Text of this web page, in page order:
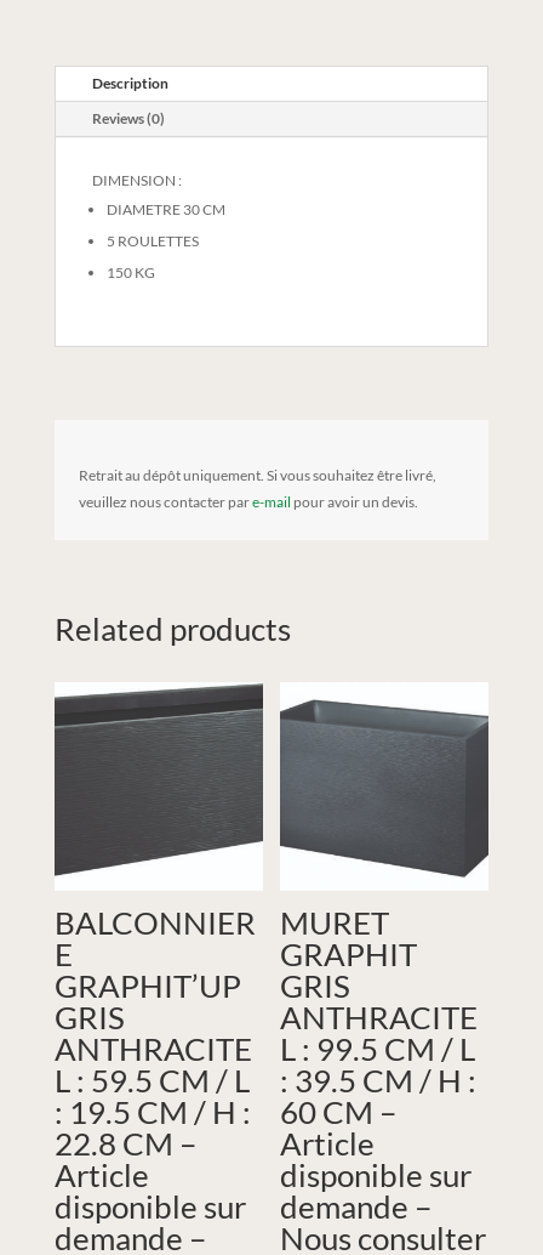
Description
Reviews (0)
DIMENSION :
DIAMETRE 30 CM
5 ROULETTES
150 KG
Retrait au dépôt uniquement. Si vous souhaitez être livré,
veuillez nous contacter pare-mail pour avoir un devis.
Related products
BALCONNIER
E
GRAPHIT’UP
GRIS
ANTHRACITE
L : 59.5 CM / L
: 19.5 CM / H :
22.8 CM –
Article
disponible sur
demande –
MURET
GRAPHIT
GRIS
ANTHRACITE
L : 99.5 CM / L
: 39.5 CM / H :
60 CM –
Article
disponible sur
demande –
Nous consulter